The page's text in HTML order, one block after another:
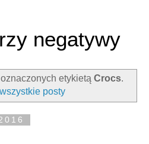
negatywy
etykietą Crocs.
posty